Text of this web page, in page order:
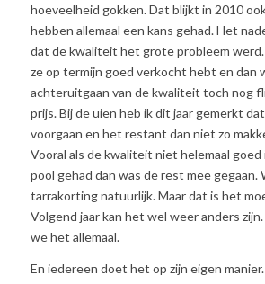
hoeveelheid gokken. Dat blijkt in 2010
hebben allemaal een kans gehad. Het
dat de kwaliteit het grote probleem werd.
ze op termijn goed verkocht hebt en dan
achteruitgaan van de kwaliteit toch nog
prijs. Bij de uien heb ik dit jaar gemerkt
voorgaan en het restant dan niet zo
Vooral als de kwaliteit niet helemaal goed
pool gehad dan was de rest mee gegaan.
tarrakorting natuurlijk. Maar dat is het
Volgend jaar kan het wel weer anders
we het allemaal.
En iedereen doet het op zijn eigen